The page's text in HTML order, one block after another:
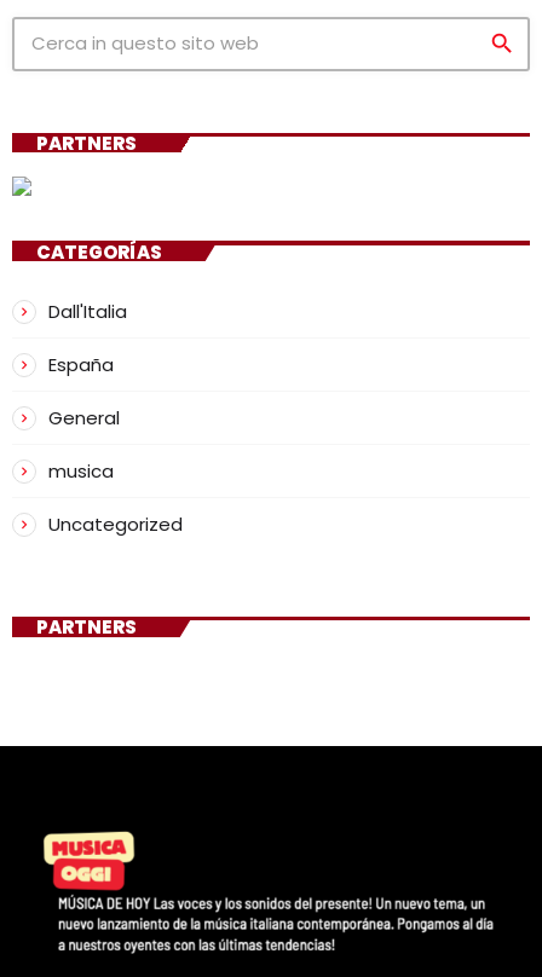
search
PARTNERS
CATEGORÍAS
Dall'Italia
España
General
musica
Uncategorized
PARTNERS